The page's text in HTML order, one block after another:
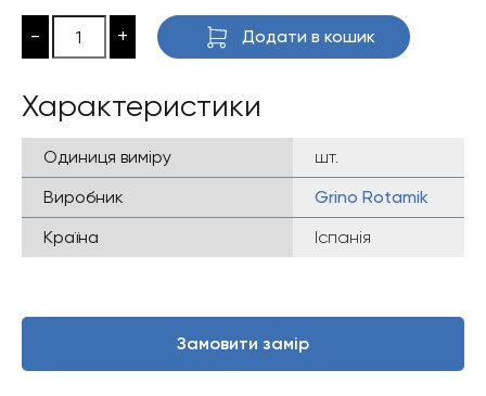
- + Додати в кошик
Характеристики
Одиниця виміру
шт.
Виробник
Grino Rotamik
Країна
Іспанія
Замовити замір